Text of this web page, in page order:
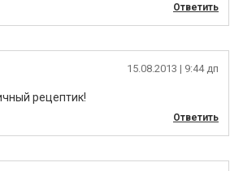
Ответить
15.08.2013 | 9:44 дп
рецептик!
Ответить